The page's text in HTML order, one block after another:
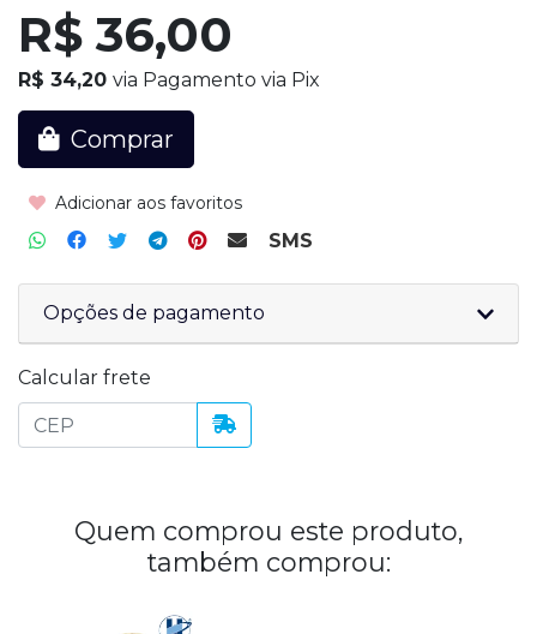
R$ 36,00
R$ 34,20 via Pagamento via Pix
Comprar
Adicionar aos favoritos
SMS
Opções de pagamento
Calcular frete
Quem comprou este produto,
também comprou: